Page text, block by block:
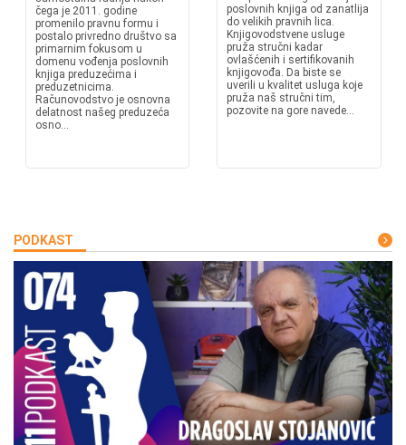
čega je 2011. godine
promenilo pravnu formu i
postalo privredno društvo sa
primarnim fokusom u
domenu vođenja poslovnih
knjiga preduzećima i
preduzetnicima.
Računovodstvo je osnovna
delatnost našeg preduzeća
osno...
poslovnih knjiga od zanatlija
do velikih pravnih lica.
Knjigovodstvene usluge
pruža stručni kadar
ovlašćenih i sertifikovanih
knjigovođa. Da biste se
uverili u kvalitet usluga koje
pruža naš stručni tim,
pozovite na gore navede...
PODKAST